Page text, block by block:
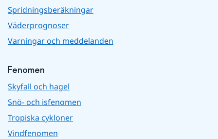
Spridningsberäkningar
Väderprognoser
Varningar och meddelanden
Fenomen
Skyfall och hagel
Snö- och isfenomen
Tropiska cykloner
Vindfenomen